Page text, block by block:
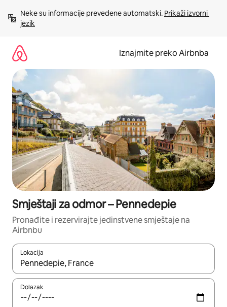
sadržaj
Neke su informacije prevedene automatski. Prikaži izvorni
jezik
Iznajmite preko Airbnba
Smještaji za odmor – Pennedepie
Pronađite i rezervirajte jedinstvene smještaje na
Airbnbu
Lokacija
Kada budu dostupni rezultati, moći ćete ih pregledati
Dolazak